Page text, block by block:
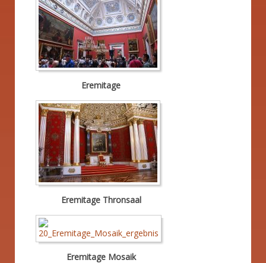
Eremitage
Eremitage Thronsaal
Eremitage Mosaik